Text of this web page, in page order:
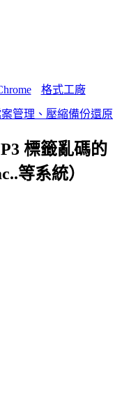
格式工廠
管理、壓縮備份還原
標籤亂碼的
等系統）